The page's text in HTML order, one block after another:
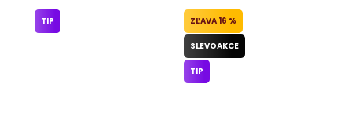
TIP 16 %
SLEVOAKCE
TIP